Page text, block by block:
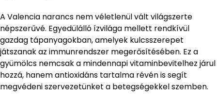
A Valencia narancs nem véletlenül vált világszerte
népszerűvé. Egyedülálló ízvilága mellett rendkívül
gazdag tápanyagokban, amelyek kulcsszerepet
játszanak az immunrendszer megerősítésében. Ez a
gyümölcs nemcsak a mindennapi vitaminbevitelhez járul
hozzá, hanem antioxidáns tartalma révén is segít
megvédeni szervezetünket a betegségekkel szemben.